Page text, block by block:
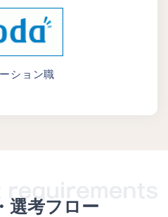
ション職
選考フロー